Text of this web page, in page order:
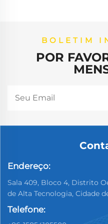
BOLETIM
POR
Endereço:
Sala 409, Bloco 4, Distrito
de Alta Tecnologia, Cidade
Telefone: